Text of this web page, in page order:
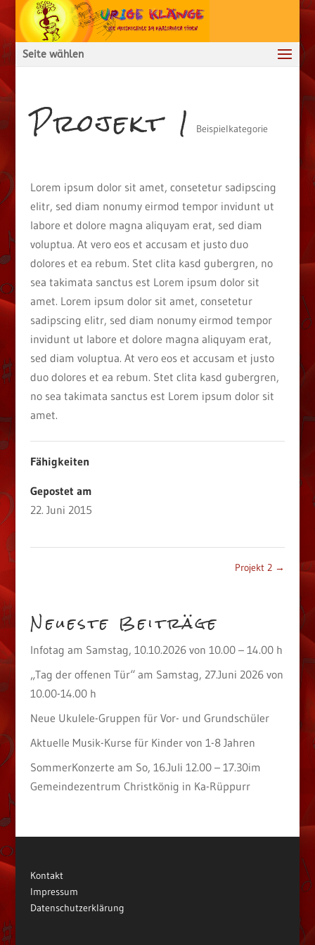
Seite wählen
Projekt 1 Beispielkategorie
Lorem ipsum dolor sit amet, consetetur sadipscing
elitr, sed diam nonumy eirmod tempor invidunt ut
labore et dolore magna aliquyam erat, sed diam
voluptua. At vero eos et accusam et justo duo
dolores et ea rebum. Stet clita kasd gubergren, no
sea takimata sanctus est Lorem ipsum dolor sit
amet. Lorem ipsum dolor sit amet, consetetur
sadipscing elitr, sed diam nonumy eirmod tempor
invidunt ut labore et dolore magna aliquyam erat,
sed diam voluptua. At vero eos et accusam et justo
duo dolores et ea rebum. Stet clita kasd gubergren,
no sea takimata sanctus est Lorem ipsum dolor sit
amet.
Fähigkeiten
Gepostet am
22. Juni 2015
Projekt 2 →
Neueste Beiträge
Infotag am Samstag, 10.10.2026 von 10.00 – 14.00 h
„Tag der offenen Tür“ am Samstag, 27.Juni 2026 von
10.00-14.00 h
Neue Ukulele-Gruppen für Vor- und Grundschüler
Aktuelle Musik-Kurse für Kinder von 1-8 Jahren
SommerKonzerte am So, 16.Juli 12.00 – 17.30im
Gemeindezentrum Christkönig in Ka-Rüppurr
Kontakt
Impressum
Datenschutzerklärung